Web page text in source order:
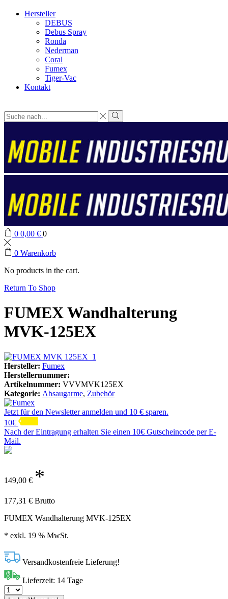
Hersteller
DEBUS
Debus Spray
Ronda
Nederman
Coral
Fumex
Tiger-Vac
Kontakt
0 0,00 € 0
0 Warenkorb
No products in the cart.
Return To Shop
FUMEX Wandhalterung
MVK-125EX
Hersteller: Fumex
Herstellernummer:
Artikelnummer: VVVMVK125EX
Kategorie: Absaugarme, Zubehör
Jetzt für den Newsletter anmelden und 10 € sparen.
10€
Nach der Eintragung erhalten Sie einen 10€ Gutscheincode per E-
Mail.
149,00 € *
177,31 € Brutto
FUMEX Wandhalterung MVK-125EX
* exkl. 19 % MwSt.
Versandkostenfreie Lieferung!
Lieferzeit: 14 Tage